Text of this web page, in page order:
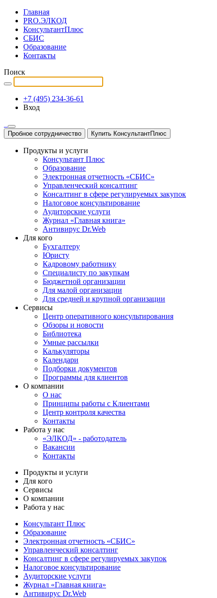
Главная
PRO.ЭЛКОД
КонсультантПлюс
СБИС
Образование
Контакты
Поиск
+7 (495) 234-36-61
Вход
Пробное сотрудничество Купить КонсультантПлюс
Продукты и услуги
Консультант Плюс
Образование
Электронная отчетность «СБИС»
Управленческий консалтинг
Консалтинг в сфере регулируемых закупок
Налоговое консультирование
Аудиторские услуги
Журнал «Главная книга»
Антивирус Dr.Web
Для кого
Бухгалтеру
Юристу
Кадровому работнику
Специалисту по закупкам
Бюджетной организации
Для малой организации
Для средней и крупной организации
Сервисы
Центр оперативного консультирования
Обзоры и новости
Библиотека
Умные рассылки
Калькуляторы
Календари
Подборки документов
Программы для клиентов
О компании
О нас
Принципы работы с Клиентами
Центр контроля качества
Контакты
Работа у нас
«ЭЛКОД» - работодатель
Вакансии
Контакты
Продукты и услуги
Для кого
Сервисы
О компании
Работа у нас
Консультант Плюс
Образование
Электронная отчетность «СБИС»
Управленческий консалтинг
Консалтинг в сфере регулируемых закупок
Налоговое консультирование
Аудиторские услуги
Журнал «Главная книга»
Антивирус Dr.Web